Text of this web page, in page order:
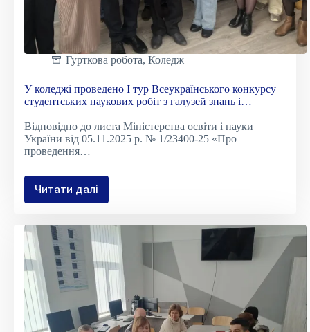
Гурткова робота, Коледж
У коледжі проведено І тур Всеукраїнського конкурсу
студентських наукових робіт з галузей знань і
Відповідно до листа Міністерства освіти і науки
України від 05.11.2025 р. № 1/23400-25 «Про
проведення…
Читати далі
У
І
тур
Всеукраїнського
конкурсу
студентських
наукових
робіт